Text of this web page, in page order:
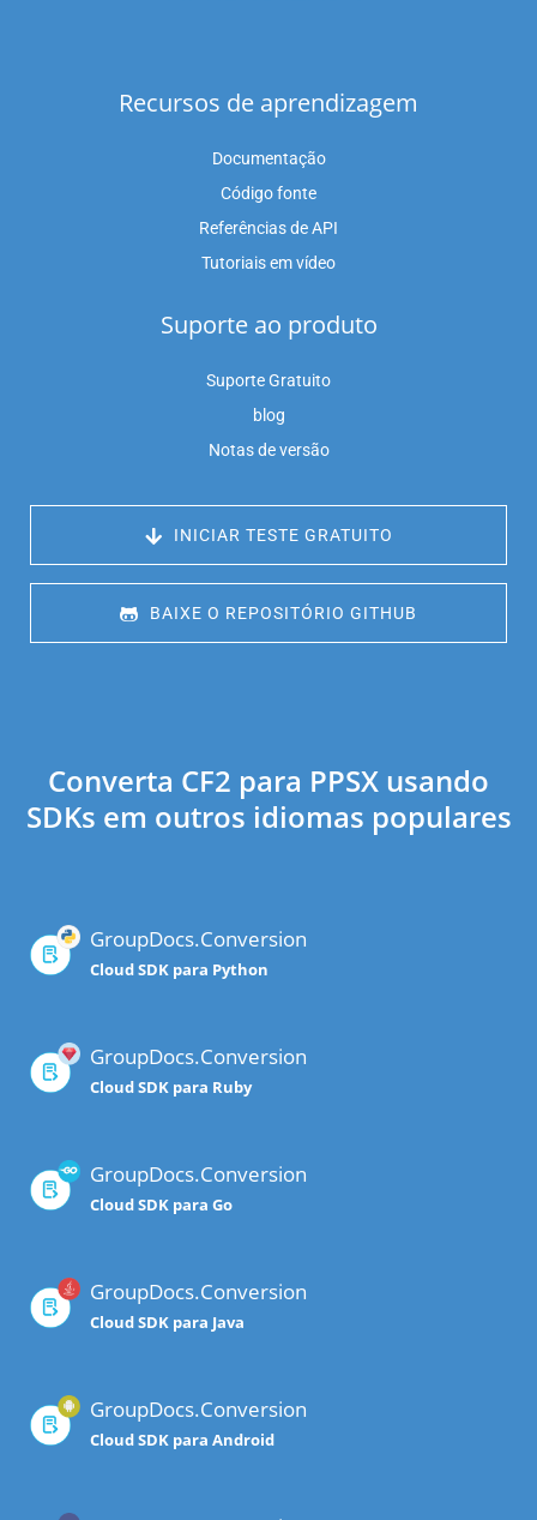
Recursos de aprendizagem
Documentação
Código fonte
Referências de API
Tutoriais em vídeo
Suporte ao produto
Suporte Gratuito
blog
Notas de versão
INICIAR TESTE GRATUITO
BAIXE O REPOSITÓRIO GITHUB
Converta CF2 para PPSX usando
SDKs em outros idiomas populares
GroupDocs.Conversion
Cloud SDK para Python
GroupDocs.Conversion
Cloud SDK para Ruby
GroupDocs.Conversion
Cloud SDK para Go
GroupDocs.Conversion
Cloud SDK para Java
GroupDocs.Conversion
Cloud SDK para Android